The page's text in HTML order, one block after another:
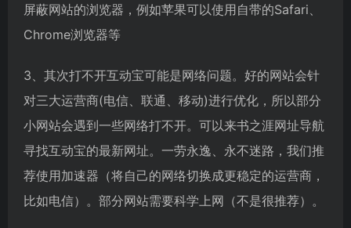
屏蔽网站的浏览器，例如苹果可以使用自带的Safari、
Chrome浏览器等
3、其次打不开互动宝可能是网络问题。好的网站会针
对三大运营商(电信、联通、移动)进行优化，所以部分
小网站会遇到一些网络打不开。可以来书之涯网址导航
寻找互动宝的最新网址。一劳永逸、永不迷路，我们推
荐使用加速器（将自己的网络切换成更稳定的运营商，
比如电信）。部分网站需要科学上网（不是很推荐）。